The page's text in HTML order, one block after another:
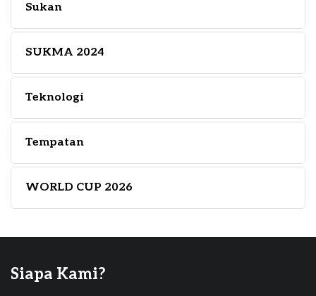
Sukan
SUKMA 2024
Teknologi
Tempatan
WORLD CUP 2026
Siapa Kami?